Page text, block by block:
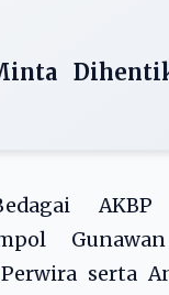
AKBP
serta